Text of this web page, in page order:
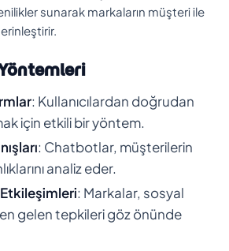
sunarak markaların müşteri ile
: Kullanıcılardan doğrudan
için etkili bir yöntem.
: Chatbotlar, müşterilerin
analiz eder.
: Markalar, sosyal
gelen tepkileri göz önünde